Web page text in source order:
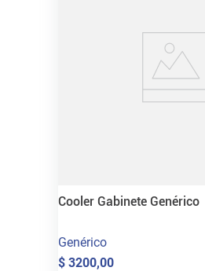
Cooler Gabinete Genérico
Genérico
$ 3200,00